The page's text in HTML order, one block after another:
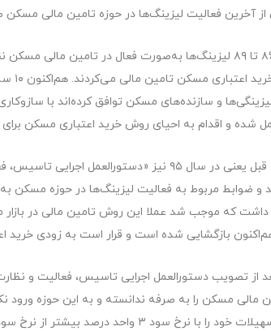
آخرین فعالیت لیزینگ‌ها در حوزه تامین مالی
و سازنده‌های مسکن توافق کرده‌اند با
شده و اقدام به احیای روش خرید اعتباری مسکن
این درحالی است که چهار سال قبل یعنی در سال ۹۵ نیز
و ضوابط مربوط به فعالیت لیزینگ‌ها در حوزه مسکن
که موجب شد عملا این روش تامین مالی در بازار
بازگشایی شده است و قرار است به زودی خرید
عمده در سال ۹۵ و بعد از تصویب دستورالعمل اجرایی تاسیس،
مالی مسکن را به صرفه ندانسته و به این حوزه ورود
لیزینگ تنها مجاز هستند تا تسهیلات خود را